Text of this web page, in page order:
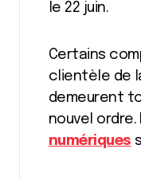
le 22 juin.
Certains
clientèle de
demeurent
nouvel ordre.
numériques